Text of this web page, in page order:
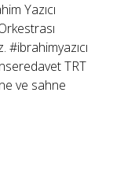
Yazıcı
#ibrahimyazıcı
TRT
ve sahne